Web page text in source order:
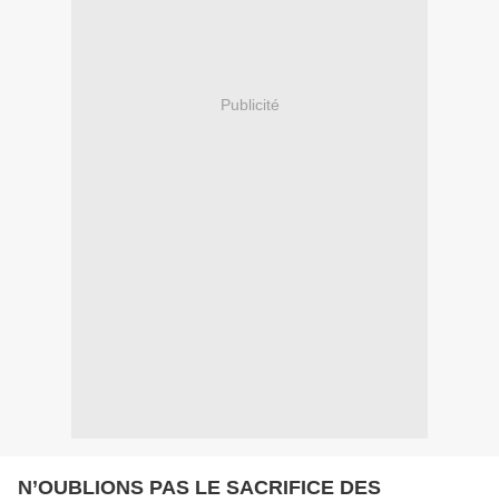
Publicité
N’OUBLIONS PAS LE SACRIFICE DES